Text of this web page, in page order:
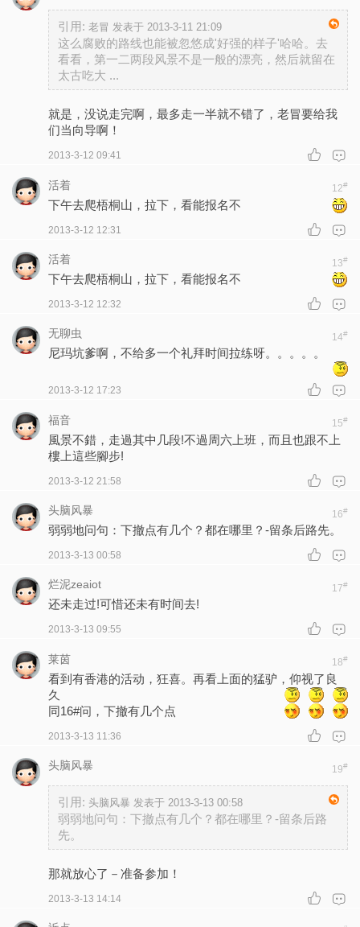
引用: 老冒 发表于 2013-3-11 21:09
这么腐败的路线也能被忽悠成'好强的样子'哈哈。去
看看，第一二两段风景不是一般的漂亮，然后就留在
太古吃大 ...
就是，没说走完啊，最多走一半就不错了，老冒要给我
们当向导啊！
2013-3-12 09:41
活着 12#
下午去爬梧桐山，拉下，看能报名不
2013-3-12 12:31
活着 13#
下午去爬梧桐山，拉下，看能报名不
2013-3-12 12:32
无聊虫 14#
尼玛坑爹啊，不给多一个礼拜时间拉练呀。。。。。
2013-3-12 17:23
福音 15#
風景不錯，走過其中几段!不過周六上班，而且也跟不上
樓上這些腳步!
2013-3-12 21:58
头脑风暴 16#
弱弱地问句：下撤点有几个？都在哪里？-留条后路先。
2013-3-13 00:58
烂泥zeaiot 17#
还未走过!可惜还未有时间去!
2013-3-13 09:55
莱茵 18#
看到有香港的活动，狂喜。再看上面的猛驴，仰视了良
久
同16#问，下撤有几个点
2013-3-13 11:36
头脑风暴 19#
引用: 头脑风暴 发表于 2013-3-13 00:58
弱弱地问句：下撤点有几个？都在哪里？-留条后路
先。
那就放心了－准备参加！
2013-3-13 14:14